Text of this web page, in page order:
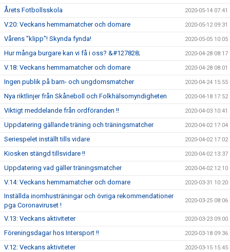
Årets Fotbollsskola 2020-05-14 07:41
V.20: Veckans hemmamatcher och domare 2020-05-12 09:31
Vårens "klipp"! Skynda fynda! 2020-05-05 10:05
Hur många burgare kan vi få i oss? &#127828; 2020-04-28 08:17
V.18: Veckans hemmamatcher och domare 2020-04-28 08:01
Ingen publik på barn- och ungdomsmatcher 2020-04-24 15:55
Nya riktlinjer från Skåneboll och Folkhälsomyndigheten 2020-04-18 17:52
Viktigt meddelande från ordföranden !! 2020-04-03 10:41
Uppdatering gällande träning och träningsmatcher 2020-04-02 17:04
Seriespelet inställt tills vidare 2020-04-02 17:02
Kiosken stängd tillsvidare !! 2020-04-02 13:37
Uppdatering vad gäller träningsmatcher 2020-04-02 12:10
V.14: Veckans hemmamatcher och domare 2020-03-31 10:20
Inställda inomhusträningar och övriga rekommendationer
pga Coronaviruset !
2020-03-25 08:06
V.13: Veckans aktiviteter 2020-03-23 09:00
Föreningsdagar hos Intersport !! 2020-03-18 09:36
V.12: Veckans aktiviteter 2020-03-15 15:45